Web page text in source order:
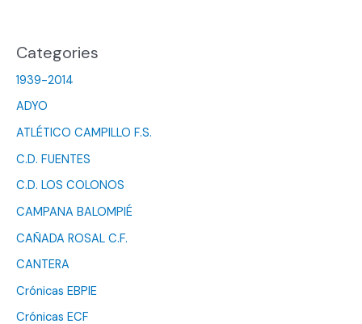
Categories
1939-2014
ADYO
ATLÉTICO CAMPILLO F.S.
C.D. FUENTES
C.D. LOS COLONOS
CAMPANA BALOMPIÉ
CAÑADA ROSAL C.F.
CANTERA
Crónicas EBPIE
Crónicas ECF